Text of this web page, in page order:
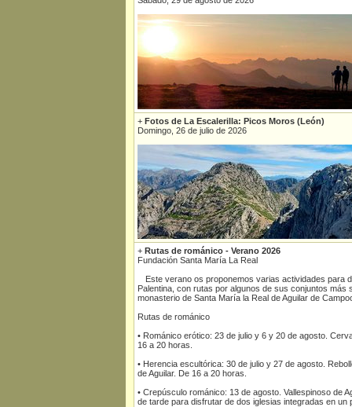
+ Fotos de La Escalerilla: Picos Moros (León)
Domingo, 26 de julio de 2026
+ Rutas de románico - Verano 2026
Fundación Santa María La Real
Este verano os proponemos varias actividades para
Palentina, con rutas por algunos de sus conjuntos más
monasterio de Santa María la Real de Aguilar de
Rutas de románico
• Románico erótico: 23 de julio y 6 y 20 de agosto.
16 a 20 horas.
• Herencia escultórica: 30 de julio y 27 de agosto.
de Aguilar. De 16 a 20 horas.
• Crepúsculo románico: 13 de agosto. Vallespinoso de
de tarde para disfrutar de dos iglesias integradas en